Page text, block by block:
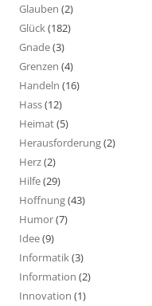
Glauben (2)
Glück(182)
Gnade(3)
Grenzen (4)
Handeln (16)
Hass(12)
Heimat(5)
Herausforderung(2)
Herz(2)
Hilfe(29)
Hoffnung(43)
Humor(7)
Idee(9)
Informatik(3)
Information (2)
Innovation (1)